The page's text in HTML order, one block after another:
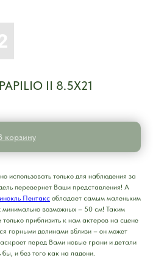
II 8.5X21
корзину
использовать только для наблюдения за
перевернет Ваши представления! А
Пентакс обладает самым маленьким
минимально возможных – 50 см! Таким
приблизить к нам актеров на сцене
горными долинами вблизи – он может
перед Вами новые грани и детали
и без того как на ладони.